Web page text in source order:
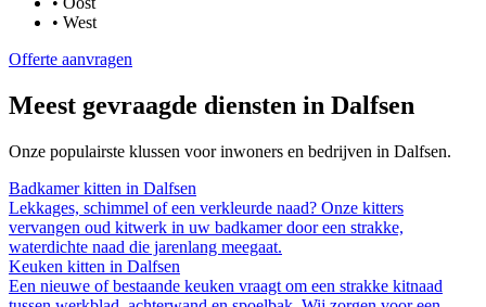
• West
Offerte aanvragen
Meest gevraagde diensten in Dalfsen
Onze populairste klussen voor inwoners en bedrijven in Dalfsen.
Badkamer kitten in Dalfsen
Lekkages, schimmel of een verkleurde naad? Onze kitters
vervangen oud kitwerk in uw badkamer door een strakke,
waterdichte naad die jarenlang meegaat.
Keuken kitten in Dalfsen
Een nieuwe of bestaande keuken vraagt om een strakke kitnaad